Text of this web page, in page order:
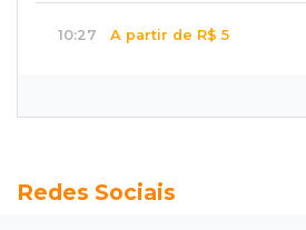
10:27 A partir de R$ 5
Operação mira contratos de
Redes Sociais